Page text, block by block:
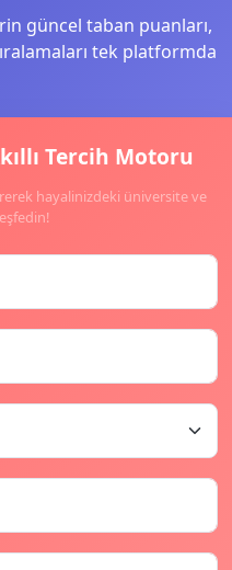
güncel taban puanları,
tek platformda
Tercih Motoru
hayalinizdeki üniversite ve